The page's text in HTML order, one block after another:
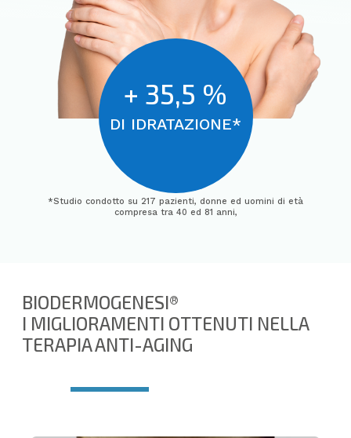
+ 35,5 %
DI IDRATAZIONE*
*Studio condotto su 217 pazienti, donne ed uomini di età
compresa tra 40 ed 81 anni,
BIODERMOGENESI®
I MIGLIORAMENTI OTTENUTI NELLA
TERAPIA ANTI-AGING